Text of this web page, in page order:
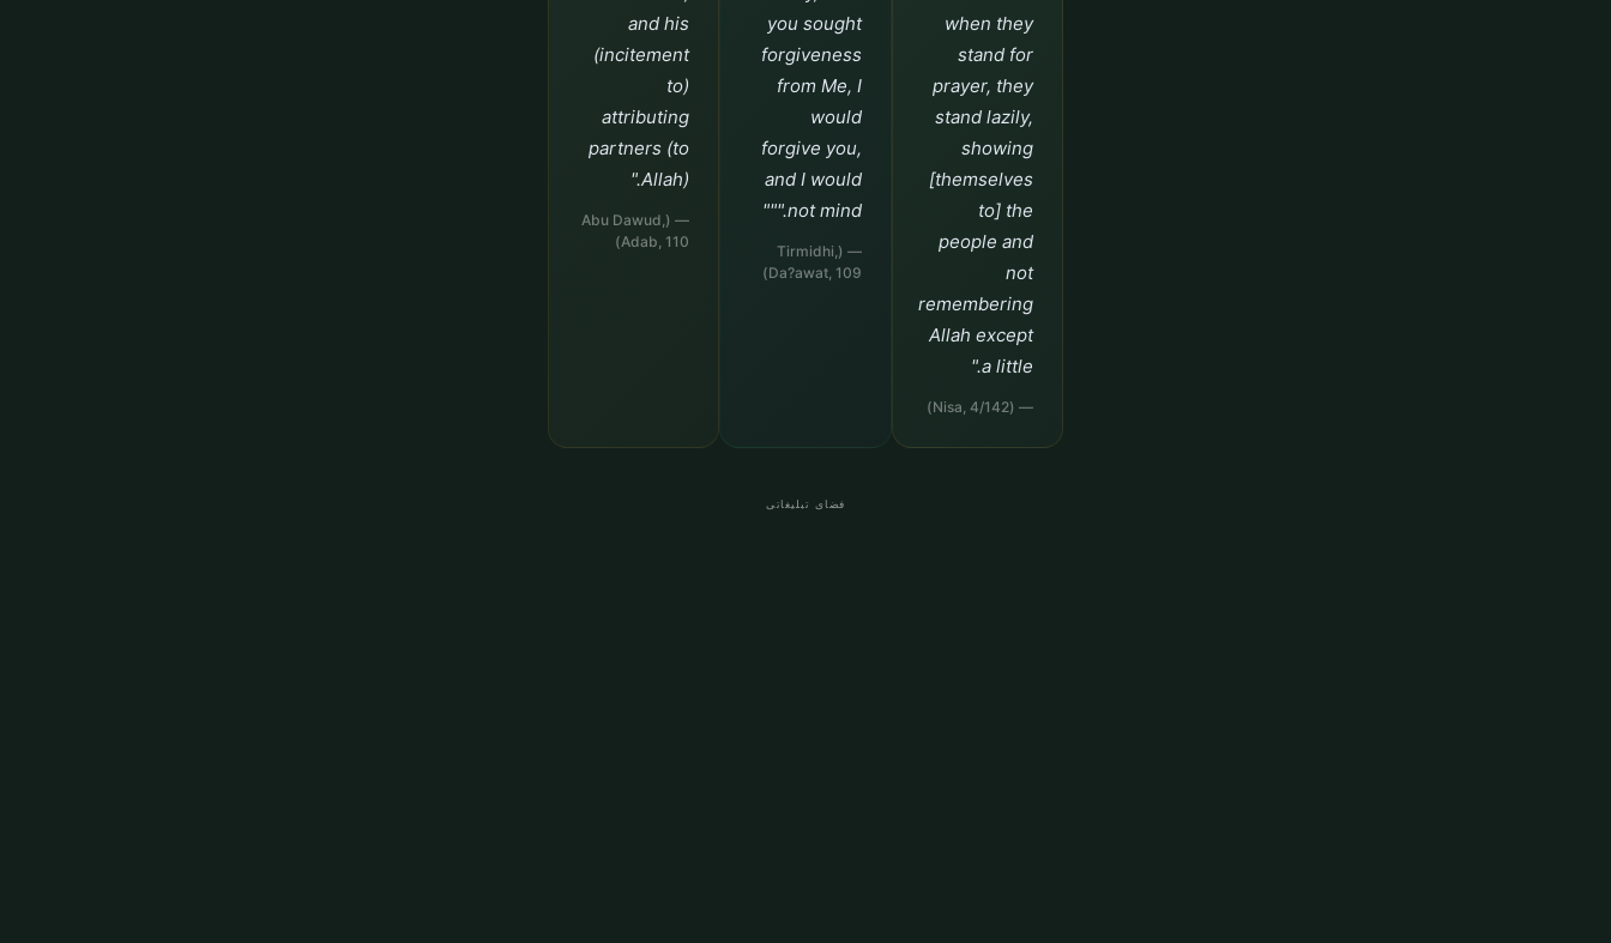
when they
stand for
prayer, they
stand lazily,
showing
[themselves
to] the
people and
not
remembering
Allah except
a little."
— (Nisa, 4/142)
you sought
forgiveness
from Me, I
would
forgive you,
and I would
not mind."""
— (Tirmidhi,
Da?awat, 109)
and his
(incitement
to)
attributing
partners (to
Allah)."
— (Abu Dawud,
Adab, 110)
فضای تبلیغاتی